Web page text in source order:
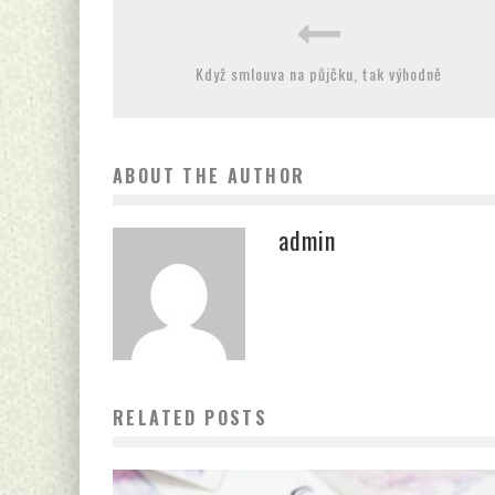
Když smlouva na půjčku, tak výhodně
ABOUT THE AUTHOR
admin
RELATED POSTS